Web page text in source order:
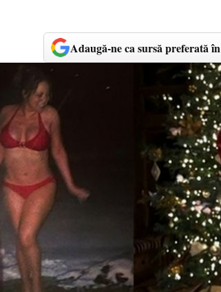
Adaugă-ne ca sursă preferată